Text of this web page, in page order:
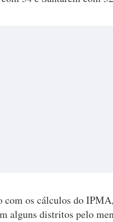
com os cálculos do
alguns distritos pelo